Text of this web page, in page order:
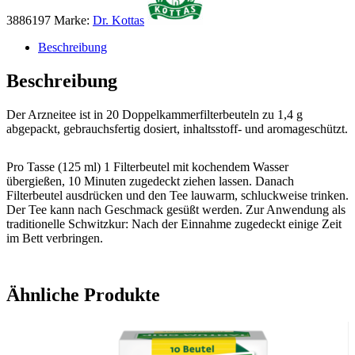
3886197 Marke: Dr. Kottas
Beschreibung
Beschreibung
Der Arzneitee ist in 20 Doppelkammerfilterbeuteln zu 1,4 g
abgepackt, gebrauchsfertig dosiert, inhaltsstoff- und aromageschützt.
Pro Tasse (125 ml) 1 Filterbeutel mit kochendem Wasser
übergießen, 10 Minuten zugedeckt ziehen lassen. Danach
Filterbeutel ausdrücken und den Tee lauwarm, schluckweise trinken.
Der Tee kann nach Geschmack gesüßt werden. Zur Anwendung als
traditionelle Schwitzkur: Nach der Einnahme zugedeckt einige Zeit
im Bett verbringen.
Ähnliche Produkte